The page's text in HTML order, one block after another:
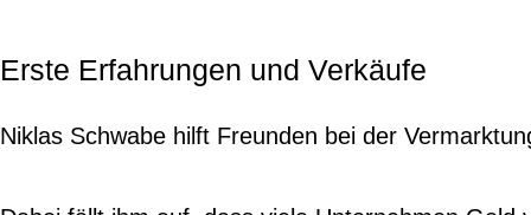
Erste Erfahrungen und Verkäufe
Niklas Schwabe hilft Freunden bei der